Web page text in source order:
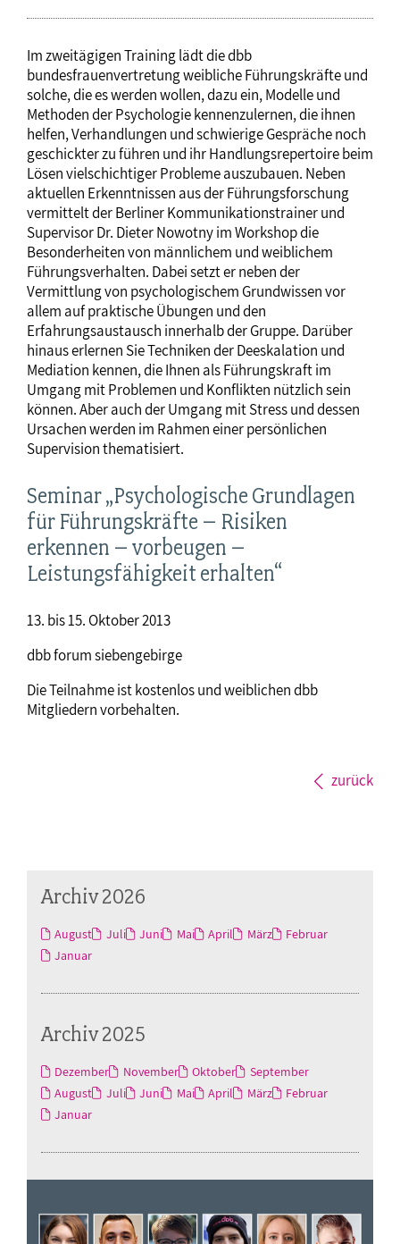
Im zweitägigen Training lädt die dbb
bundesfrauenvertretung weibliche Führungskräfte und
solche, die es werden wollen, dazu ein, Modelle und
Methoden der Psychologie kennenzulernen, die ihnen
helfen, Verhandlungen und schwierige Gespräche noch
geschickter zu führen und ihr Handlungsrepertoire beim
Lösen vielschichtiger Probleme auszubauen. Neben
aktuellen Erkenntnissen aus der Führungsforschung
vermittelt der Berliner Kommunikationstrainer und
Supervisor Dr. Dieter Nowotny im Workshop die
Besonderheiten von männlichem und weiblichem
Führungsverhalten. Dabei setzt er neben der
Vermittlung von psychologischem Grundwissen vor
allem auf praktische Übungen und den
Erfahrungsaustausch innerhalb der Gruppe. Darüber
hinaus erlernen Sie Techniken der Deeskalation und
Mediation kennen, die Ihnen als Führungskraft im
Umgang mit Problemen und Konflikten nützlich sein
können. Aber auch der Umgang mit Stress und dessen
Ursachen werden im Rahmen einer persönlichen
Supervision thematisiert.
Seminar „Psychologische Grundlagen
für Führungskräfte – Risiken
erkennen – vorbeugen –
Leistungsfähigkeit erhalten“
13. bis 15. Oktober 2013
dbb forum siebengebirge
Die Teilnahme ist kostenlos und weiblichen dbb
Mitgliedern vorbehalten.
zurück
Archiv 2026
August Juli Juni Mai April März
Februar
Januar
Archiv 2025
Dezember November Oktober
September
August
Juli Juni Mai April März
Februar
Januar